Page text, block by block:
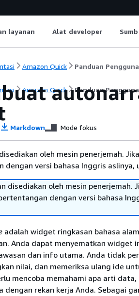
layanan Alat developer
Amazon Quick Panduan Pengguna
Amazon Quick Panduan Pengguna
Markdown Mode fokus
oleh mesin penerjemah.
dengan versi bahasa Inggris aslinya,
disediakan oleh mesin penerjemah.
dengan versi bahasa
adalah widget ringkasan bahasa
Anda dapat menyematkan widget
dan info utama. Anda tidak
nilai, dan memeriksa ulang ide
mencoba memahami apa arti
dengan rekan kerja Anda. Sebagai